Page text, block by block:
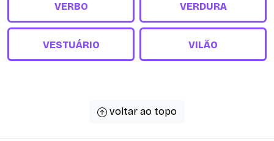
VERBO VERDURA
VESTUÁRIO VILÃO
voltar ao topo